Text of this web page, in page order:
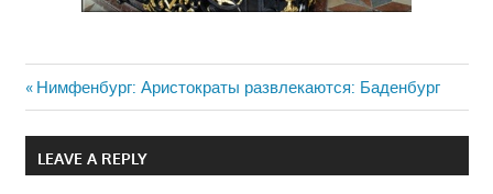
Навигация
по
Previous
Post:
Нимфенбург: Аристократы развлекаются: Баденбург
LEAVE A REPLY